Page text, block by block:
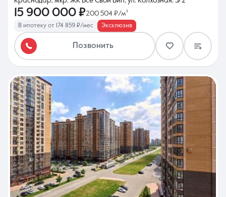
15 900 000 ₽200 504 ₽/м²
В ипотеку от 174 859 ₽/мес Эксклюзив
Позвонить